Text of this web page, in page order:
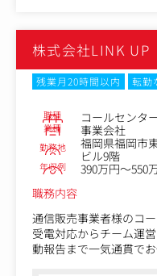
公式媒体（WEB・SNS
葉による情報発信
毎日更新を基本方針と
Instagramのアカウン
■文化事業・催事のプロ
伝統的な神事から、現
多角的な文化発信の企画
から、地域の方の寄り
す！
PayPayドームで開催さ
株式会社LINK UP
残業月20時間以内
転勤
職種 コールセンタ
業種 事業会社
勤務地
福岡県福岡市
ビル9階
年収例
390万円～550
職務内容
通信販売事業者様のコ
受電対応からチーム運
動報告まで一気通貫でお